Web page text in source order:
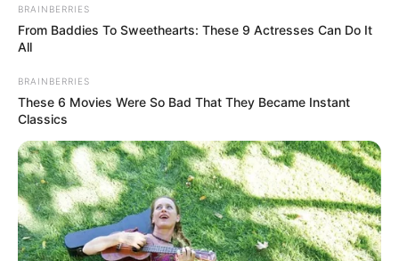
BRAINBERRIES
From Baddies To Sweethearts: These 9 Actresses Can Do It
All
BRAINBERRIES
These 6 Movies Were So Bad That They Became Instant
Classics